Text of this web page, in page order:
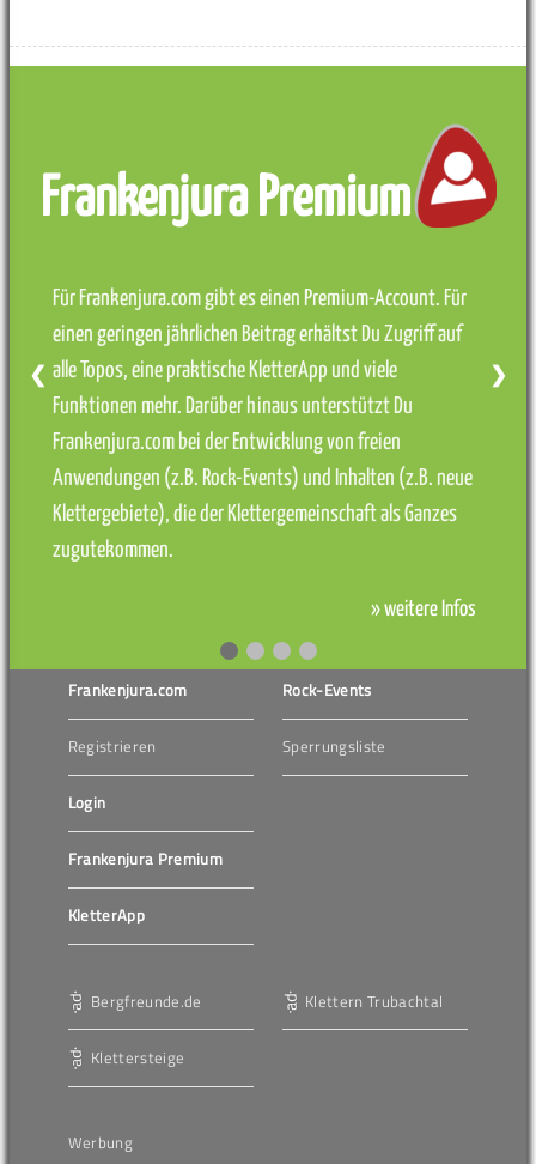
Frankenjura Premium
Für Frankenjura.com gibt es einen Premium-Account. Für
einen geringen jährlichen Beitrag erhältst Du Zugriff auf
alle Topos, eine praktische KletterApp und viele
Funktionen mehr. Darüber hinaus unterstützt Du
Frankenjura.com bei der Entwicklung von freien
Anwendungen (z.B. Rock-Events) und Inhalten (z.B. neue
Klettergebiete), die der Klettergemeinschaft als Ganzes
zugutekommen.
» weitere Infos
❮ ❯
Frankenjura.com
Registrieren
Login
Frankenjura Premium
KletterApp
Rock-Events
Sperrungsliste
Bergfreunde.de
Klettersteige
Klettern Trubachtal
Werbung